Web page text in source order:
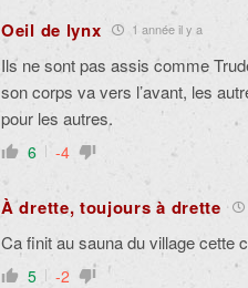
Oeil de lynx 1 année il y a
Ils ne sont pas assis comme
son corps va vers l’avant, les
pour les autres.
6 -4
À drette, toujours à drette
Ca finit au sauna du village cette
5 -2